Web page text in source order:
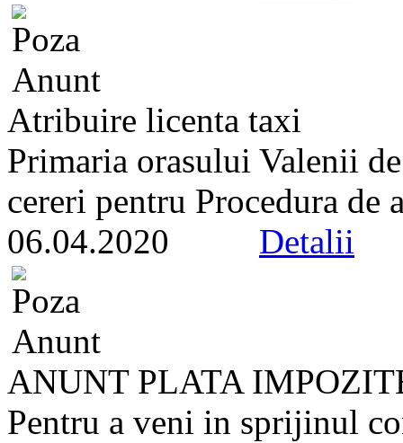
Atribuire licenta taxi
Primaria orasului Valenii
cereri pentru Procedura
06.04.2020 Detalii
ANUNT PLATA
Pentru a veni in sprijinul